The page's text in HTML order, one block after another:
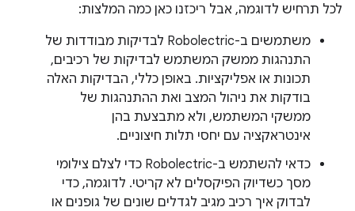
לכל תרחיש לדוגמה, אבל ריכזנו כאן כמה המלצות:
משתמשים ב-Robolectric לבדיקות מבודדות של
התנהגות ממשק המשתמש לבדיקות של רכיבים,
תכונות או אפליקציות. באופן כללי, הבדיקות האלה
בודקות את ניהול המצב ואת ההתנהגות של
ממשקי המשתמש, ולא מתבצעת בהן
אינטראקציה עם יחסי תלות חיצוניים.
כדאי להשתמש ב-Robolectric כדי לצלם צילומי
מסך כשדיוק הפיקסלים לא קריטי. לדוגמה, כדי
לבדוק איך רכיב מגיב לגדלים שונים של גופנים או